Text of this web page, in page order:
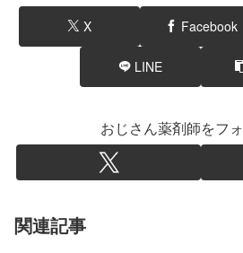
X Facebook
LINE
おじさん薬剤師をフ
関連記事